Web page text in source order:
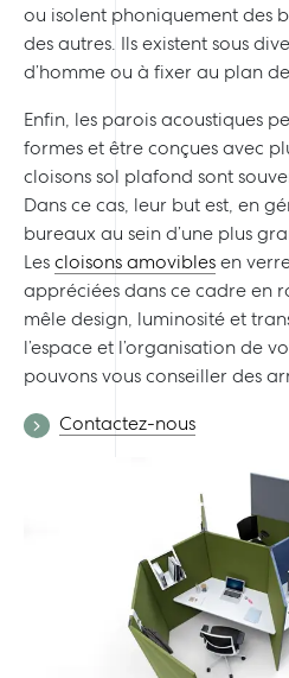
ou isolent phoniquement des
des autres. Ils existent sous
d’homme ou à fixer au plan
Enfin, les parois acoustiques
formes et être conçues avec
cloisons sol plafond sont
Dans ce cas, leur but est, en
bureaux au sein d’une plus
Lescloisons amoviblesen
appréciées dans ce cadre en
mêle design, luminosité et
l’espace et l’organisation de
pouvons vous conseiller des
Contactez-nous